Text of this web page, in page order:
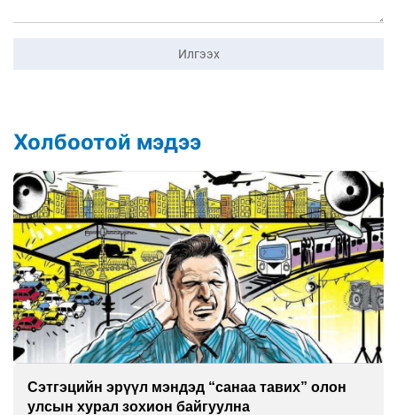
Илгээх
Холбоотой мэдээ
Сэтгэцийн эрүүл мэндэд “санаа тавих” олон
улсын хурал зохион байгуулна